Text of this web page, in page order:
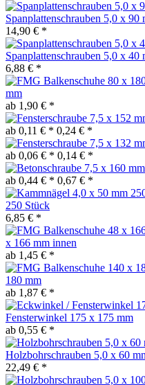
Spanplattenschrauben 5,0 x 90
14,90 € *
Spanplattenschrauben 5,0 x 40
6,88 € *
mm
ab 1,90 € *
ab 0,11 € * 0,24 € *
ab 0,06 € * 0,14 € *
ab 0,44 € * 0,67 € *
250 Stück
6,85 € *
x 166 mm innen
ab 1,45 € *
180 mm
ab 1,87 € *
Fensterwinkel 175 x 175 mm
ab 0,55 € *
Holzbohrschrauben 5,0 x 60
22,49 € *